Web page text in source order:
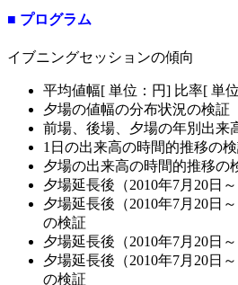
■ プログラム
イブニングセッションの傾向
平均値幅[ 単位：円] 比率[ 単
夕場の値幅の分布状況の検証
前場、後場、夕場の年別出来
1日の出来高の時間的推移の
夕場の出来高の時間的推移の
夕場延長後（2010年7月20日
夕場延長後（2010年7月20日
の検証
夕場延長後（2010年7月20日
夕場延長後（2010年7月20日
の検証